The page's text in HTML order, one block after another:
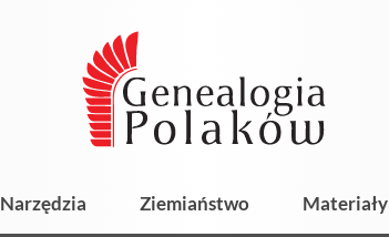
Narzędzia Ziemiaństwo Materiały